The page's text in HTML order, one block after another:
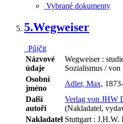
Vybrané dokumenty
5.Wegweiser
Půjčit
Názvové
údaje
Wegweiser :
Sozialismus /
Osobní
jméno
Adler, Max,
Další
autoři
Verlag von JHW
(Nakladatel,
Nakladatel Stuttgart :